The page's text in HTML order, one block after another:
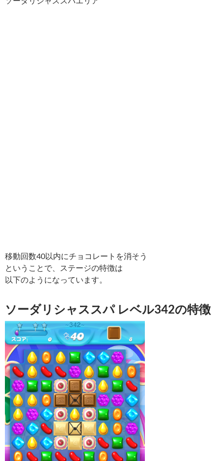
移動回数40以内にチョコレートを消そう
ということで、ステージの特徴は
以下のようになっています。
ソーダリシャススパ レベル342の特徴